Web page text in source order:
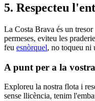
5. Respecteu
La Costa Brava és un
permeses, eviteu les
feu esnòrquel, no toqueu ni
A punt per a la
Exploreu la nostra flota i
sense llicència, tenim